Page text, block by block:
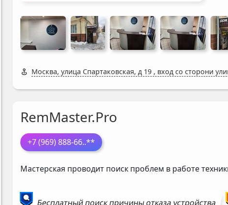
Москва, улица Спартаковская, д 19 , вход со сторони
RemMaster.Pro
+7 (969) 888-66..**
Мастерская проводит поиск проблем в работе
Бесплатный поиск причины отказа устройства